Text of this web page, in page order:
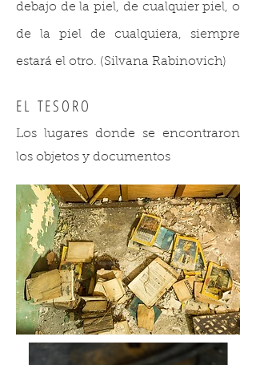
debajo de la piel, de cualquier piel, o
de la piel de cualquiera, siempre
estará el otro. (Silvana Rabinovich)
EL TESORO
Los lugares donde se encontraron
los objetos y documentos